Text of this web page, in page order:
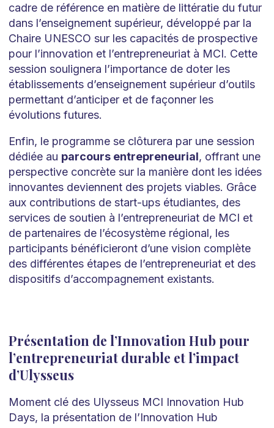
cadre de référence en matière de littératie du futur
dans l’enseignement supérieur, développé par la
Chaire UNESCO sur les capacités de prospective
pour l’innovation et l’entrepreneuriat à MCI. Cette
session soulignera l’importance de doter les
établissements d’enseignement supérieur d’outils
permettant d’anticiper et de façonner les
évolutions futures.
Enfin, le programme se clôturera par une session
dédiée au parcours entrepreneurial, offrant une
perspective concrète sur la manière dont les idées
innovantes deviennent des projets viables. Grâce
aux contributions de start-ups étudiantes, des
services de soutien à l’entrepreneuriat de MCI et
de partenaires de l’écosystème régional, les
participants bénéficieront d’une vision complète
des différentes étapes de l’entrepreneuriat et des
dispositifs d’accompagnement existants.
Présentation de l’Innovation Hub pour
l’entrepreneuriat durable et l’impact
d’Ulysseus
Moment clé des Ulysseus MCI Innovation Hub
Days, la présentation de l’Innovation Hub